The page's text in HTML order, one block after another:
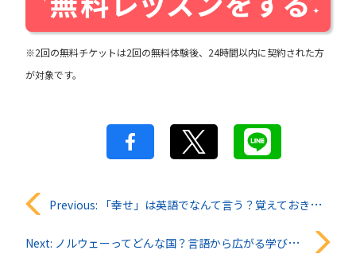
※2回の無料チケットは2回の無料体験後、24時間以内に契約された方
が対象です。
投
稿
Previous: 「幸せ」は英語でなんて言う？覚えておきたい5つの単語とフレーズ
Next: ノルウェーってどんな国？言語から広がる学びと子供の好奇心